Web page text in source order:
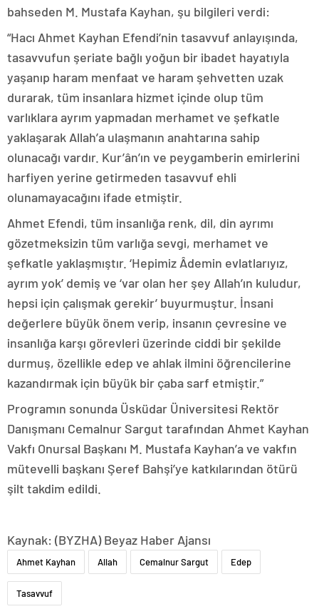
bahseden M. Mustafa Kayhan, şu bilgileri verdi:
“Hacı Ahmet Kayhan Efendi’nin tasavvuf anlayışında,
tasavvufun şeriate bağlı yoğun bir ibadet hayatıyla
yaşanıp haram menfaat ve haram şehvetten uzak
durarak, tüm insanlara hizmet içinde olup tüm
varlıklara ayrım yapmadan merhamet ve şefkatle
yaklaşarak Allah’a ulaşmanın anahtarına sahip
olunacağı vardır. Kur’ân’ın ve peygamberin emirlerini
harfiyen yerine getirmeden tasavvuf ehli
olunamayacağını ifade etmiştir.
Ahmet Efendi, tüm insanlığa renk, dil, din ayrımı
gözetmeksizin tüm varlığa sevgi, merhamet ve
şefkatle yaklaşmıştır. ‘Hepimiz Âdemin evlatlarıyız,
ayrım yok’ demiş ve ‘var olan her şey Allah’ın kuludur,
hepsi için çalışmak gerekir’ buyurmuştur. İnsani
değerlere büyük önem verip, insanın çevresine ve
insanlığa karşı görevleri üzerinde ciddi bir şekilde
durmuş, özellikle edep ve ahlak ilmini öğrencilerine
kazandırmak için büyük bir çaba sarf etmiştir.”
Programın sonunda Üsküdar Üniversitesi Rektör
Danışmanı Cemalnur Sargut tarafından Ahmet Kayhan
Vakfı Onursal Başkanı M. Mustafa Kayhan’a ve vakfın
mütevelli başkanı Şeref Bahşi’ye katkılarından ötürü
şilt takdim edildi.
Kaynak: (BYZHA) Beyaz Haber Ajansı
Ahmet Kayhan Allah Cemalnur Sargut Edep
Tasavvuf